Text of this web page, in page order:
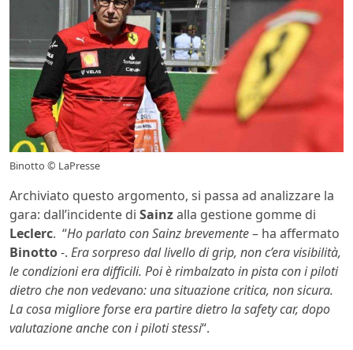
Binotto © LaPresse
Archiviato questo argomento, si passa ad analizzare la
gara: dall’incidente di Sainzalla gestione gomme di
Leclerc. “Ho parlato con Sainz brevemente– ha affermato
Binotto-. Era sorpreso dal livello di grip, non c’era visibilità,
le condizioni era difficili. Poi è rimbalzato in pista con i piloti
dietro che non vedevano: una situazione critica, non sicura.
La cosa migliore forse era partire dietro la safety car, dopo
valutazione anche con i piloti stessi“.